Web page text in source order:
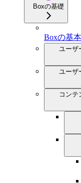
Boxの基礎
Boxの基
ユーザ
ユーザ
コンテ